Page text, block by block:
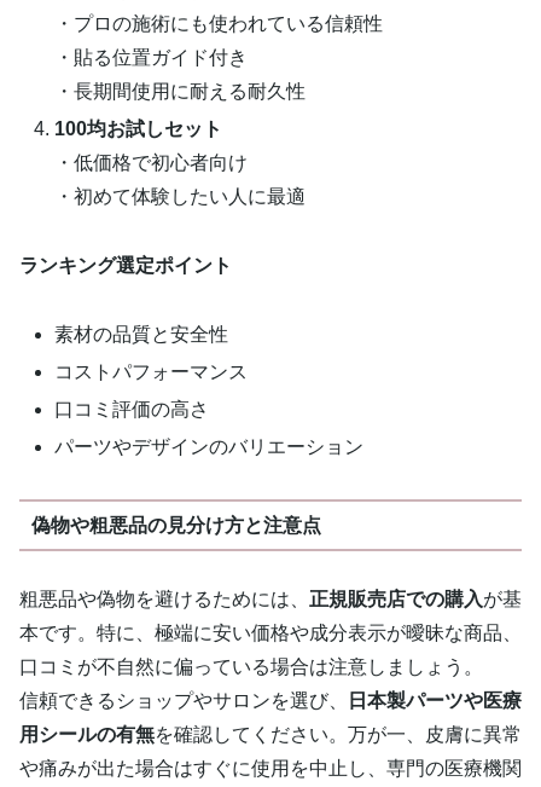
・プロの施術にも使われている信頼性
・貼る位置ガイド付き
・長期間使用に耐える耐久性
100均お試しセット
・低価格で初心者向け
・初めて体験したい人に最適
ランキング選定ポイント
素材の品質と安全性
コストパフォーマンス
口コミ評価の高さ
パーツやデザインのバリエーション
偽物や粗悪品の見分け方と注意点
粗悪品や偽物を避けるためには、 正規販売店での購入が基
本です。特に、極端に安い価格や成分表示が曖昧な商品、
口コミが不自然に偏っている場合は注意しましょう。
信頼できるショップやサロンを選び、
日本製パーツや医療
用シールの有無を確認してください。万が一、皮膚に異常
や痛みが出た場合はすぐに使用を中止し、専門の医療機関